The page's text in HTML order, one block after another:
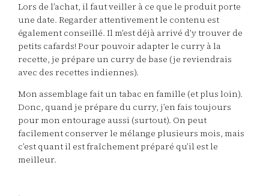
Lors de l’achat, il faut veiller à ce que le produit porte
une date. Regarder attentivement le contenu est
également conseillé. Il m’est déjà arrivé d’y trouver de
petits cafards! Pour pouvoir adapter le curry à la
recette, je prépare un curry de base (je reviendrais
avec des recettes indiennes).
Mon assemblage fait un tabac en famille (et plus loin).
Donc, quand je prépare du curry, j’en fais toujours
pour mon entourage aussi (surtout). On peut
facilement conserver le mélange plusieurs mois, mais
c’est quant il est fraîchement préparé qu’il est le
meilleur.